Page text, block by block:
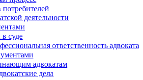
деятельности
суде
ответственность адвоката
адвокатам
дела